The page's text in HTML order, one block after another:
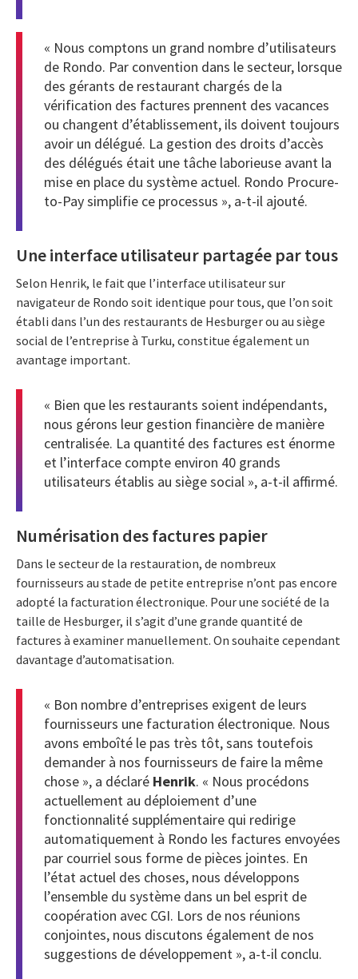
« Nous comptons un grand nombre d’utilisateurs
de Rondo. Par convention dans le secteur, lorsque
des gérants de restaurant chargés de la
vérification des factures prennent des vacances
ou changent d’établissement, ils doivent toujours
avoir un délégué. La gestion des droits d’accès
des délégués était une tâche laborieuse avant la
mise en place du système actuel. Rondo Procure-
to-Pay simplifie ce processus », a-t-il ajouté.
Une interface utilisateur partagée par tous
Selon Henrik, le fait que l’interface utilisateur sur
navigateur de Rondo soit identique pour tous, que l’on soit
établi dans l’un des restaurants de Hesburger ou au siège
social de l’entreprise à Turku, constitue également un
avantage important.
« Bien que les restaurants soient indépendants,
nous gérons leur gestion financière de manière
centralisée. La quantité des factures est énorme
et l’interface compte environ 40 grands
utilisateurs établis au siège social », a-t-il affirmé.
Numérisation des factures papier
Dans le secteur de la restauration, de nombreux
fournisseurs au stade de petite entreprise n’ont pas encore
adopté la facturation électronique. Pour une société de la
taille de Hesburger, il s’agit d’une grande quantité de
factures à examiner manuellement. On souhaite cependant
davantage d’automatisation.
« Bon nombre d’entreprises exigent de leurs
fournisseurs une facturation électronique. Nous
avons emboîté le pas très tôt, sans toutefois
demander à nos fournisseurs de faire la même
chose », a déclaré Henrik. « Nous procédons
actuellement au déploiement d’une
fonctionnalité supplémentaire qui redirige
automatiquement à Rondo les factures envoyées
par courriel sous forme de pièces jointes. En
l’état actuel des choses, nous développons
l’ensemble du système dans un bel esprit de
coopération avec CGI. Lors de nos réunions
conjointes, nous discutons également de nos
suggestions de développement », a-t-il conclu.